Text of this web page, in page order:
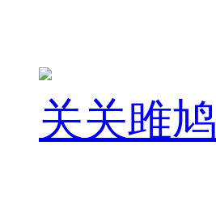
关关雎鸠